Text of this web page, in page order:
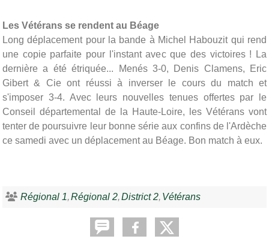
Les Vétérans se rendent au Béage
Long déplacement pour la bande à Michel Habouzit qui rend
une copie parfaite pour l'instant avec que des victoires ! La
dernière a été étriquée... Menés 3-0, Denis Clamens, Eric
Gibert & Cie ont réussi à inverser le cours du match et
s'imposer 3-4. Avec leurs nouvelles tenues offertes par le
Conseil départemental de la Haute-Loire, les Vétérans vont
tenter de poursuivre leur bonne série aux confins de l'Ardèche
ce samedi avec un déplacement au Béage. Bon match à eux.
Régional 1 Régional 2 District 2 Vétérans